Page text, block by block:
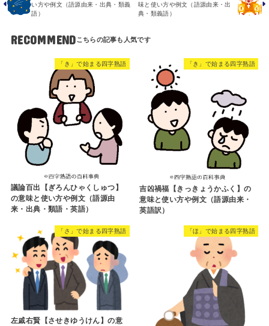
い方や例文（語源由来・出典・類義
語）
味と使い方や例文（語源由来・出
典・類義語）
RECOMMEND
「き」で始まる四字熟語
議論百出【ぎろんひゃくしゅつ】
の意味と使い方や例文（語源由
来・出典・類語・英語）
「き」で始まる四字熟語
吉凶禍福【きっきょうかふく】の
意味と使い方や例文（語源由来・
英語訳）
「さ」で始まる四字熟語
左戚右賢【させきゆうけん】の意
「ほ」で始まる四字熟語